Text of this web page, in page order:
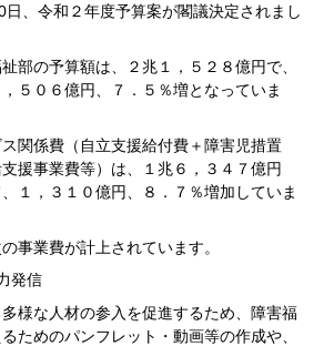
、令和２年度予算案が閣議決定されまし
部の予算額は、２兆１，５２８億円で、
５０６億円、７．５％増となっていま
関係費（自立支援給付費＋障害児措置
援事業費等）は、１兆６，３４７億円
１，３１０億円、８．７％増加していま
事業費が計上されています。
発信
様な人材の参入を促進するため、障害福
ためのパンフレット・動画等の作成や、